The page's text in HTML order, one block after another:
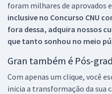
foram milhares de aprovados
inclusive no Concurso CNU
fora dessa, adquira nossos
que tanto sonhou no meio
Gran também é Pós-
Com apenas um clique, você
inicia a transformação da sua